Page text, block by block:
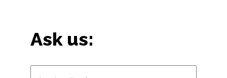
Ask us: